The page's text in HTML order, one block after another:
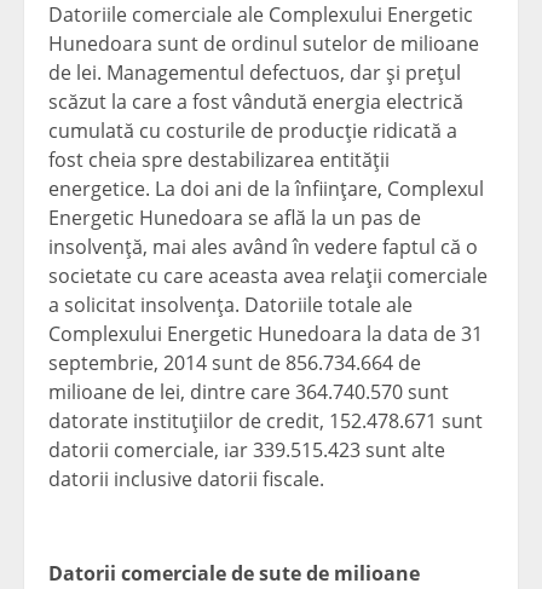
Datoriile comerciale ale Complexului Energetic
Hunedoara sunt de ordinul sutelor de milioane
de lei. Managementul defectuos, dar şi preţul
scăzut la care a fost vândută energia electrică
cumulată cu costurile de producţie ridicată a
fost cheia spre destabilizarea entităţii
energetice. La doi ani de la înfiinţare, Complexul
Energetic Hunedoara se află la un pas de
insolvenţă, mai ales având în vedere faptul că o
societate cu care aceasta avea relaţii comerciale
a solicitat insolvenţa. Datoriile totale ale
Complexului Energetic Hunedoara la data de 31
septembrie, 2014 sunt de 856.734.664 de
milioane de lei, dintre care 364.740.570 sunt
datorate instituţiilor de credit, 152.478.671 sunt
datorii comerciale, iar 339.515.423 sunt alte
datorii inclusive datorii fiscale.
Datorii comerciale de sute de milioane